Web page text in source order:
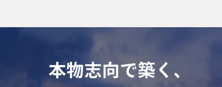
本物志向で築く、